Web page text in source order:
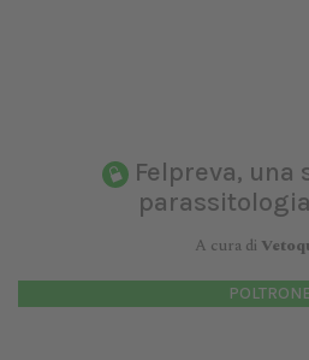
Felpreva, una
A cura di
POLTRONE